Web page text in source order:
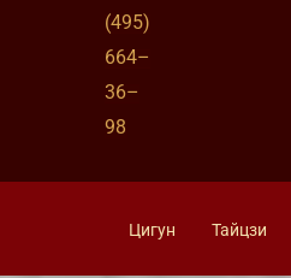
(495)
664–
36–
98
Цигун Тайцзи